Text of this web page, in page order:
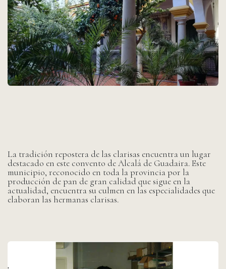
La tradición repostera de las clarisas encuentra un lugar
destacado en este convento de Alcalá de Guadaira. Este
municipio, reconocido en toda la provincia por la
producción de pan de gran calidad que sigue en la
actualidad, encuentra su culmen en las especialidades que
elaboran las hermanas clarisas.